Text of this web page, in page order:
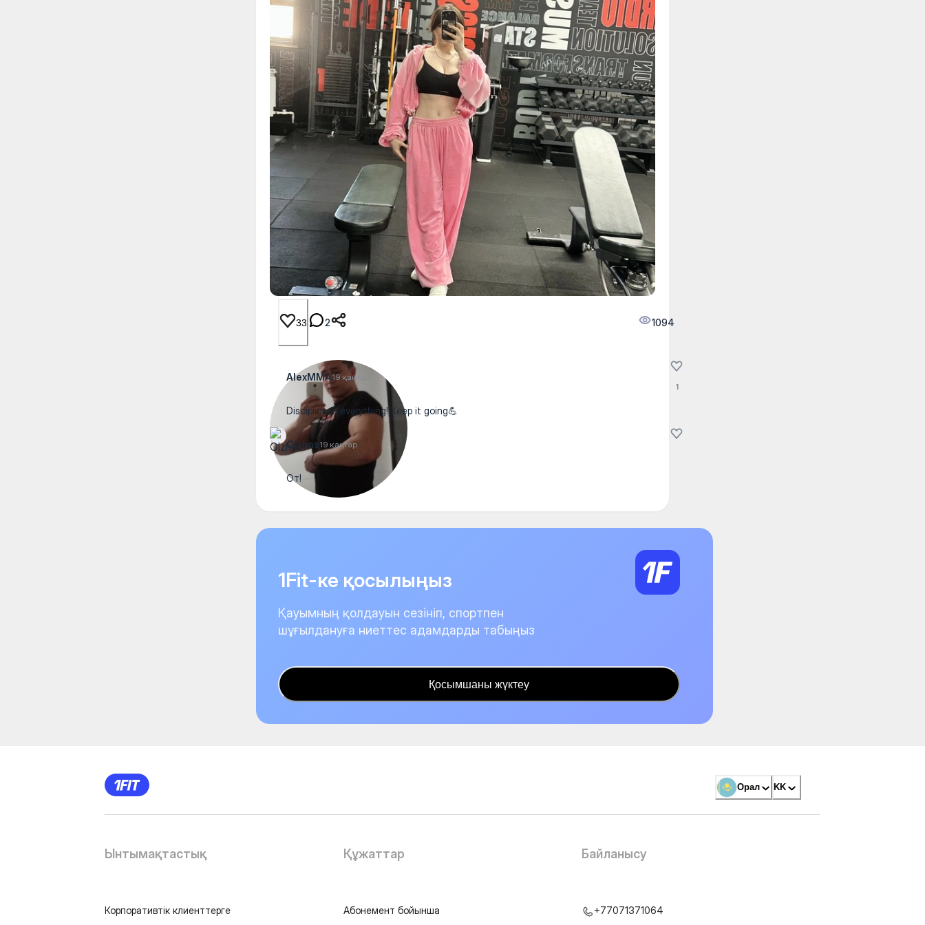
33 2 1094
AlexMMA19 қаңтар
Discipline is everything! Keep it going💪
1
Olzhas19 қаңтар
От!
1Fit-ке қосылыңыз
Қауымның қолдауын сезініп, спортпен
шұғылдануға ниеттес адамдарды табыңыз
Қосымшаны жүктеу
Орал KK
Ынтымақтастық
Корпоративтік клиенттерге
Құжаттар
Абонемент бойынша
Байланысу
+77071371064